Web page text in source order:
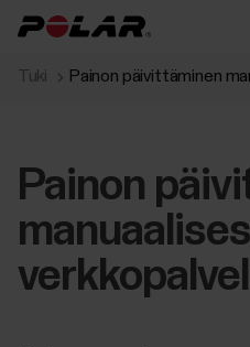
Tuki Painon päivittäminen
Painon